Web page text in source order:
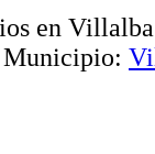
en
Municipio: